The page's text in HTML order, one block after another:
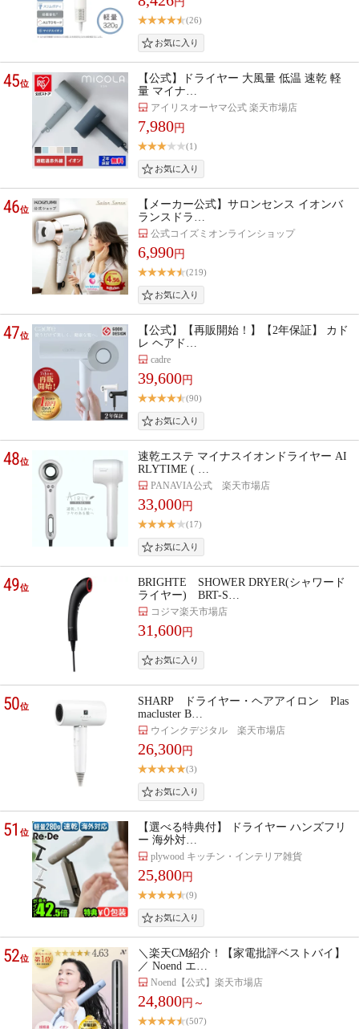
(26)
45位
【公式】ドライヤー 大風量 低温 速乾 軽
量 マイナ…
アイリスオーヤマ公式 楽天市場店
7,980円
(1)
46位
【メーカー公式】サロンセンス イオンバ
ランスドラ…
公式コイズミオンラインショップ
6,990円
(219)
47位
【公式】【再販開始！】【2年保証】 カド
レ ヘアド…
cadre
39,600円
(90)
48位
速乾エステ マイナスイオンドライヤー AI
RLYTIME ( …
PANAVIA公式 楽天市場店
33,000円
(17)
49位
BRIGHTE SHOWER DRYER(シャワード
ライヤー) BRT-S…
コジマ楽天市場店
31,600円
50位
SHARP ドライヤー・ヘアアイロン Plas
macluster B…
ウインクデジタル 楽天市場店
26,300円
(3)
51位
【選べる特典付】 ドライヤー ハンズフリ
ー 海外対…
plywood キッチン・インテリア雑貨
25,800円
(9)
52位
＼楽天CM紹介！【家電批評ベストバイ】
／ Noend エ…
Noend【公式】楽天市場店
24,800円～
(507)